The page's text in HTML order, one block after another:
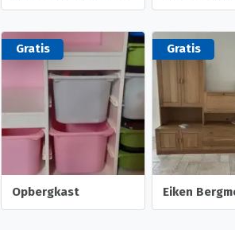
Gratis
Opbergkast
Gratis
Eiken